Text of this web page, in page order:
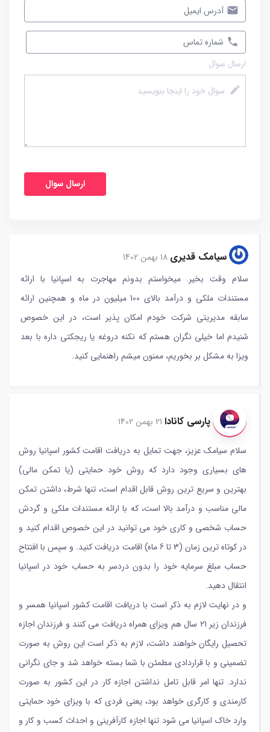
ارسال سوال
سیامک قدیری 18 بهمن 1402
سلام وقت بخیر. میخواستم بدونم مهاجرت به اسپانیا با ارائه
مستندات ملکی و درآمد بالای 100 میلیون در ماه و همچنین ارائه
سابقه مدیریتی شرکت خودم امکان پذیر است، در این خصوص
شنیدم اما خیلی نگران هستم که نکنه دروغه یا ریجکتی داره با بعد
ویزا به مشکل بر بخوریم، ممنون میشم راهنمایی کنید.
پارسی کانادا 21 بهمن 1402
سلام سیامک عزیز، جهت تمایل به دریافت اقامت کشور اسپانیا روش
های بسیاری وجود دارد که روش خود حمایتی (یا تمکن مالی)
بهترین و سریع ترین روش قابل اقدام است، تنها شرط، داشتن تمکن
مالی مناسب و درآمد بالا است، که با ارائه مستندات ملکی و گردش
حساب شخصی و کاری خود می توانید در این خصوص اقدام کنید و
در کوتاه ترین زمان (3 تا 6 ماه) اقامت دریافت کنید. و سپس با افتتاح
حساب مبلغ سرمایه خود را بدون دردسر به حساب خود در اسپانیا
انتقال دهید.
و در نهایت لازم به ذکر است با دریافت اقامت کشور اسپانیا همسر و
فرزندان زیر 21 سال هم ویزای همراه دریافت می کنند و فرزندان اجازه
تحصیل رایگان خواهند داشت، لازم به ذکر است این روش به صورت
تضمینی و با قراردادی مطمئن با شما بسته خواهد شد و جای نگرانی
ندارد. تنها امر قابل تامل نداشتن اجازه کار در این کشور به صورت
کارمندی و کارگری خواهد بود، یعنی فردی که با ویزای خود حمایتی
وارد خاک اسپانیا می شود تنها اجازه کارآفرینی و احداث کسب و کار و